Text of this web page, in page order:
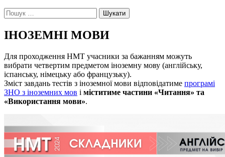
ІНОЗЕМНІ МОВИ
Для проходження НМТ учасники за бажанням можуть
вибрати четвертим предметом іноземну мову (англійську,
іспанську, німецьку або французьку).
Зміст завдань тестів з іноземної мови відповідатиме програмі
ЗНО з іноземних мов і міститиме частини «Читання» та
«Використання мови».